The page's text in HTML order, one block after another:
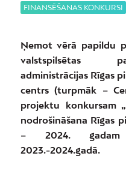
FINANSĒŠANAS KONKURSI
Ņemot vērā papildu
valstspilsētas
administrācijas Rīgas
centrs (turpmāk –
projektu konkursam
nodrošināšana Rīgas
– 2024. gadam
2023.-2024.gadā.